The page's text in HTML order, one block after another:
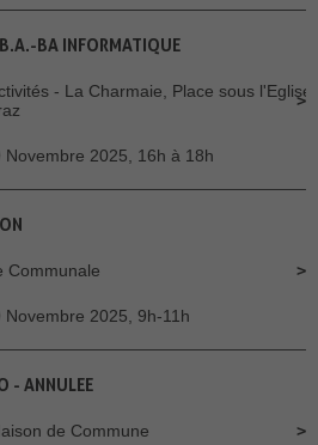
B.A.-BA INFORMATIQUE
- La Charmaie, Place sous l'Eglise
Novembre 2025, 16h à 18h
Communale
Novembre 2025, 9h-11h
- ANNULEE
de Commune